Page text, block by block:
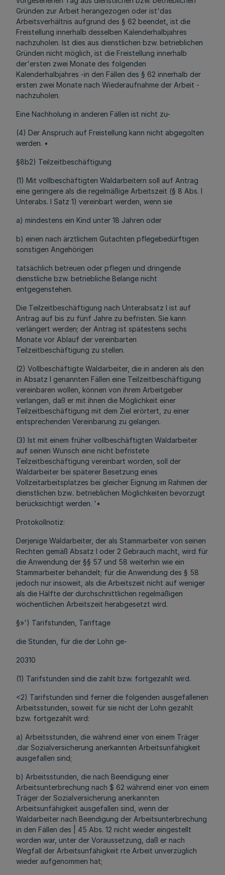
Gründen zur Arbeit herangezogen oder ist'das
Arbeitsverhältnis aufgrund des § 62 beendet, ist die
Freistellung innerhalb desselben Kalenderhalbjahres
nachzuholen. Ist dies aus dienstlichen bzw. betrieblichen
Gründen nicht möglich, ist die Freistellung innerhalb
der'ersten zwei Monate des folgenden
Kalenderhalbjahres -in den Fällen des § 62 innerhalb der
ersten zwei Monate nach Wiederaufnahme der Arbeit -
nachzuholen.
Eine Nachholung in anderen Fällen ist nicht zu-
(4) Der Anspruch auf Freistellung kann nicht abgegolten
werden. •
§8b2) Teilzeitbeschäftigung
(1) Mit vollbeschäftigten Waldarbeitern soll auf Antrag
eine geringere als die regelmäßige Arbeitszeit (§ 8 Abs. l
Unterabs. l Satz 1) vereinbart werden, wenn sie
a) mindestens ein Kind unter 18 Jahren oder
b) einen nach ärztlichem Gutachten pflegebedürftigen
sonstigen Angehörigen
tatsächlich betreuen oder pflegen und dringende
dienstliche bzw. betriebliche Belange nicht
entgegenstehen.
Die Teilzeitbeschäftigung nach Unterabsatz l ist auf
Antrag auf bis zu fünf Jahre zu befristen. Sie kann
verlängert werden; der Antrag ist spätestens sechs
Monate vor Ablauf der vereinbarten
Teilzeitbeschäftigung zu stellen.
(2) Vollbeschäftigte Waldarbeiter, die in anderen als den
in Absatz l genannten Fällen eine Teilzeitbeschäftigung
vereinbaren wollen, können von ihrem Arbeitgeber
verlangen, daß er mit ihnen die Möglichkeit einer
Teilzeitbeschäftigung mit dem Ziel erörtert, zu einer
entsprechenden Vereinbarung zu gelangen.
(3) Ist mit einem früher vollbeschäftigten Waldarbeiter
auf seinen Wunsch eine nicht befristete
Teilzeitbeschäftigung vereinbart worden, soll der
Waldarbeiter bei späterer Besetzung eines
Vollzeitarbeitsplatzes bei gleicher Eignung im Rahmen der
dienstlichen bzw.. betrieblichen Möglichkeiten bevorzugt
berücksichtigt werden. '•
Protokollnotiz:
Derjenige Waldarbeiter, der als Stammarbeiter von seinen
Rechten gemäß Absatz l oder 2 Gebrauch macht, wird für
die Anwendung der §§ 57 und 58 weiterhin wie ein
Stammarbeiter behandelt; für die Anwendung des § 58
jedoch nur insoweit, als die Arbeitszeit nicht auf weniger
als die Hälfte der durchschnittlichen regelmäßigen
wöchentlichen Arbeitszeit herabgesetzt wird.
§»') Tarifstunden, Tariftage
die Stunden, für die der Lohn ge-
20310
(1) Tarifstunden sind die zahlt bzw. fortgezahlt wird.
<2) Tarifstunden sind ferner die folgenden ausgefallenen
Arbeitsstunden, soweit für sie nicht der Lohn gezahlt
bzw. fortgezahlt wird:
a) Arbeitsstunden, die während einer von einem Träger
.dar Sozialversicherung anerkannten Arbeitsunfähigkeit
ausgefallen sind;
b) Arbeitsstunden, die nach Beendigung einer
Arbeitsunterbrechung nach $ 62 während einer von einem
Träger der Sozialversicherung anerkannten
Arbeitsunfähigkeit ausgefallen sind, wenn der
Waldarbeiter nach Beendigung der Arbeitsunterbrechung
in den Fällen des | 45 Abs. 12 nicht wieder eingestellt
worden war, unter der Voraussetzung, daß er nach
Wegfall der Arbeitsunfähigkeit rte Arbeit unverzüglich
wieder aufgenommen hat;